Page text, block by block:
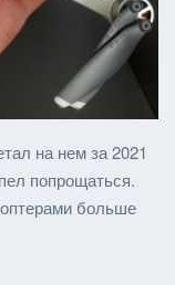
на нем за 2021
попрощаться.
больше